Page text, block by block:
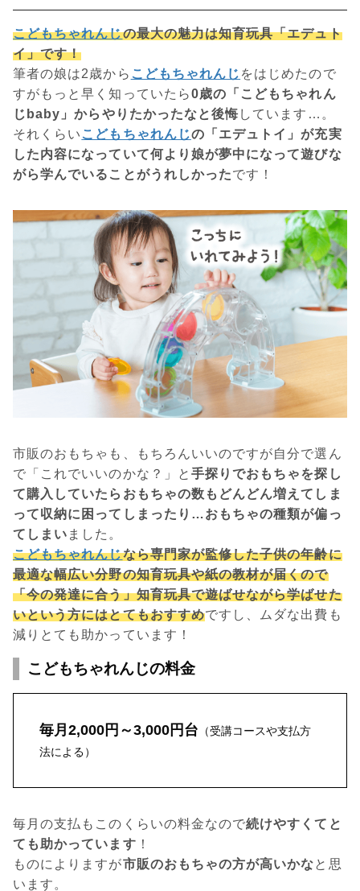
こどもちゃれんじの最大の魅力は知育玩具「エデュト
イ」です！
筆者の娘は2歳から こどもちゃれんじ をはじめたので
すがもっと早く知っていたら0歳の「こどもちゃれん
じbaby」からやりたかったなと後悔 しています…。
それくらい こどもちゃれんじの「エデュトイ」が充実
した内容になっていて何より娘が夢中になって遊びな
がら学んでいることがうれしかったです！
市販のおもちゃも、もちろんいいのですが自分で選ん
で「これでいいのかな？」と 手探りでおもちゃを探し
て購入していたらおもちゃの数もどんどん増えてしま
って収納に困ってしまったり…おもちゃの種類が偏っ
てしまい ました。
こどもちゃれんじなら専門家が監修した子供の年齢に
最適な幅広い分野の知育玩具や紙の教材が届くので
「今の発達に合う」知育玩具で遊ばせながら学ばせた
いという方にはとてもおすすめですし、ムダな出費も
減りとても助かっています！
こどもちゃれんじの料金
毎月2,000円～3,000円台 （受講コースや支払方
法による）
毎月の支払もこのくらいの料金なので続けやすくてと
ても助かっています ！
ものによりますが市販のおもちゃの方が高いかなと思
います。